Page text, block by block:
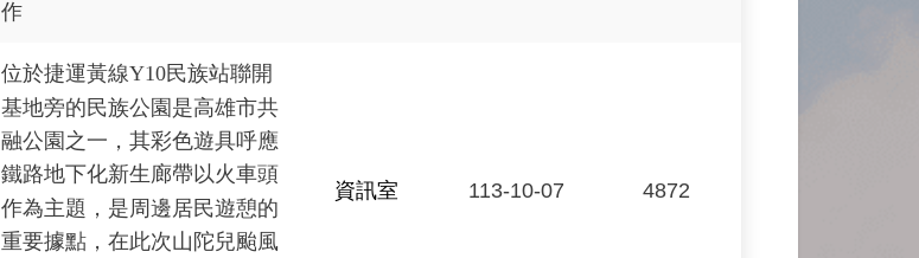
作
位於捷運黃線Y10民族站聯開
基地旁的民族公園是高雄市共
融公園之一，其彩色遊具呼應
鐵路地下化新生廊帶以火車頭
作為主題，是周邊居民遊憩的
重要據點，在此次山陀兒颱風
資訊室 113-10-07 4872